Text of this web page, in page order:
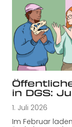
in DGS:
1. Juli 2026
Im Februar